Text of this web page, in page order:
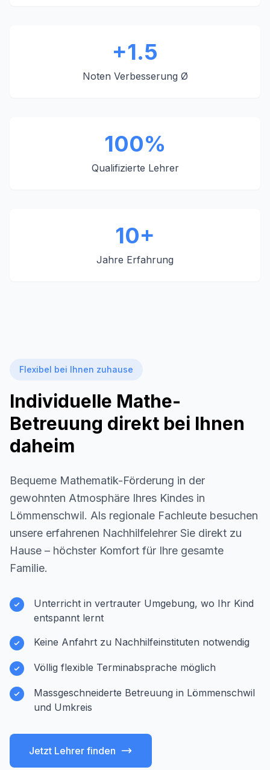
+1.5
Noten Verbesserung Ø
100%
Qualifizierte Lehrer
10+
Jahre Erfahrung
Flexibel bei Ihnen zuhause
Individuelle Mathe-
Betreuung direkt bei Ihnen
daheim
Bequeme Mathematik-Förderung in der
gewohnten Atmosphäre Ihres Kindes in
Lömmenschwil. Als regionale Fachleute besuchen
unsere erfahrenen Nachhilfelehrer Sie direkt zu
Hause – höchster Komfort für Ihre gesamte
Familie.
Unterricht in vertrauter Umgebung, wo Ihr Kind
entspannt lernt
Keine Anfahrt zu Nachhilfeinstituten notwendig
Völlig flexible Terminabsprache möglich
Massgeschneiderte Betreuung in Lömmenschwil
und Umkreis
Jetzt Lehrer finden